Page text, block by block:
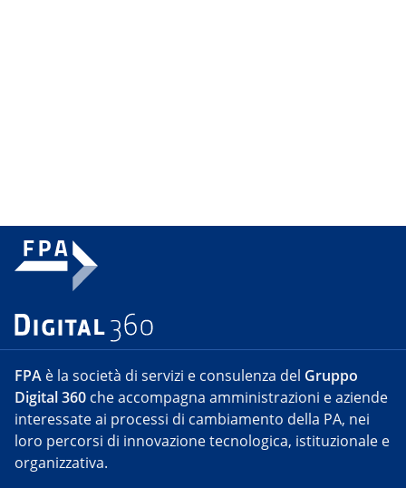
FPA è la società di servizi e consulenza del Gruppo
Digital 360 che accompagna amministrazioni e aziende
interessate ai processi di cambiamento della PA, nei
loro percorsi di innovazione tecnologica, istituzionale e
organizzativa.